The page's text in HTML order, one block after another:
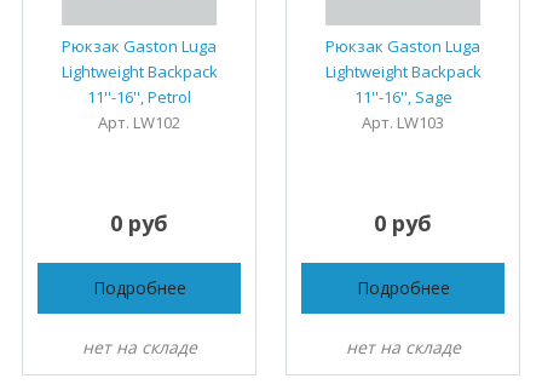
Рюкзак Gaston Luga
Lightweight Backpack
11''-16'', Petrol
Арт. LW102
0 руб
Подробнее
нет на складе
Рюкзак Gaston Luga
Lightweight Backpack
11''-16'', Sage
Арт. LW103
0 руб
Подробнее
нет на складе